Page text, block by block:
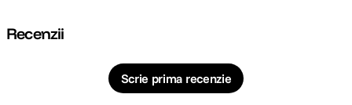
Recenzii
Scrie prima recenzie